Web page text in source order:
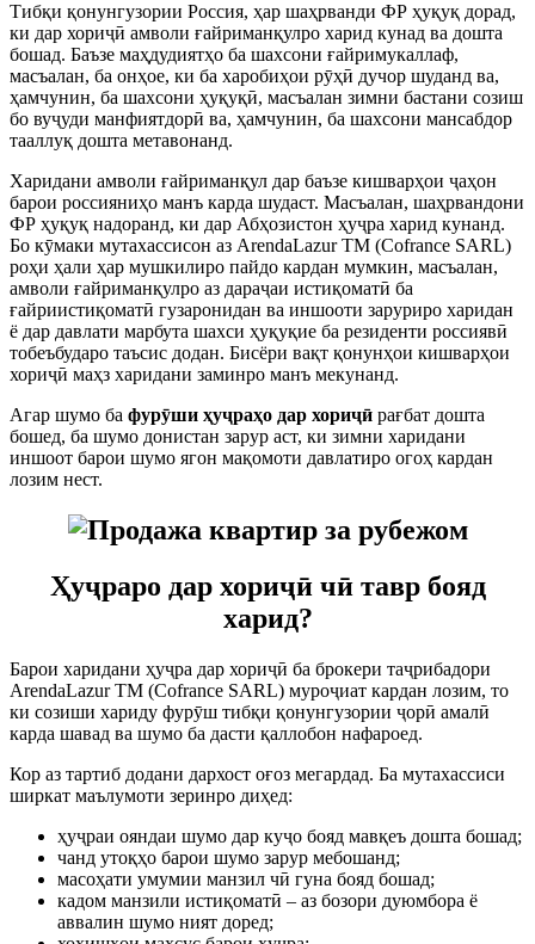
Тибқи қонунгузории Россия, ҳар шаҳрванди ФР ҳуқуқ дорад,
ки дар хориҷӣ амволи ғайриманқулро харид кунад ва дошта
бошад. Баъзе маҳдудиятҳо ба шахсони ғайримукаллаф,
масъалан, ба онҳое, ки ба харобиҳои рӯҳӣ дучор шуданд ва,
ҳамчунин, ба шахсони ҳуқуқӣ, масъалан зимни бастани созиш
бо вуҷуди манфиятдорӣ ва, ҳамчунин, ба шахсони мансабдор
тааллуқ дошта метавонанд.
Харидани амволи ғайриманқул дар баъзе кишварҳои ҷаҳон
барои россияниҳо манъ карда шудаст. Масъалан, шаҳрвандони
ФР ҳуқуқ надоранд, ки дар Абҳозистон ҳуҷра харид кунанд.
Бо кӯмаки мутахассисон аз ArendaLazur TM (Cofrance SARL)
роҳи ҳали ҳар мушкилиро пайдо кардан мумкин, масъалан,
амволи ғайриманқулро аз дараҷаи истиқоматӣ ба
ғайриистиқоматӣ гузаронидан ва иншооти заруриро харидан
ё дар давлати марбута шахси ҳуқуқие ба резиденти россиявӣ
тобеъбударо таъсис додан. Бисёри вақт қонунҳои кишварҳои
хориҷӣ маҳз харидани заминро манъ мекунанд.
Агар шумо ба фурӯши ҳуҷраҳо дар хориҷӣ рағбат дошта
бошед, ба шумо донистан зарур аст, ки зимни харидани
иншоот барои шумо ягон мақомоти давлатиро огоҳ кардан
лозим нест.
Ҳуҷраро дар хориҷӣ чӣ тавр бояд
харид?
Барои харидани ҳуҷра дар хориҷӣ ба брокери таҷрибадори
ArendaLazur TM (Cofrance SARL) муроҷиат кардан лозим, то
ки созиши хариду фурӯш тибқи қонунгузории ҷорӣ амалӣ
карда шавад ва шумо ба дасти қаллобон нафароед.
Кор аз тартиб додани дархост оғоз мегардад. Ба мутахассиси
ширкат маълумоти зеринро диҳед:
ҳуҷраи ояндаи шумо дар куҷо бояд мавқеъ дошта бошад;
чанд утоқҳо барои шумо зарур мебошанд;
масоҳати умумии манзил чӣ гуна бояд бошад;
кадом манзили истиқоматӣ – аз бозори дуюмбора ё
аввалин шумо ният доред;